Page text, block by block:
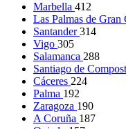
Marbella 412
Las Palmas de Gran
Santander314
Vigo 305
Salamanca 288
Santiago de
Cáceres 224
Palma 192
Zaragoza 190
A Coruña 187